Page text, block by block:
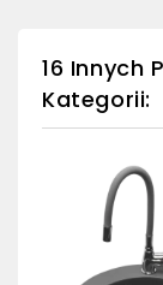
16 Innych
Kategorii: